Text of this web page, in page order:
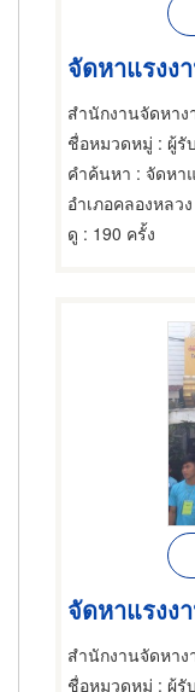
จัดหาแรงง
สำนักงานจัดหา
ชื่อหมวดหมู่ : ผู้รั
คำค้นหา : จัดหา
อำเภอคลองหลวง
ดู : 190 ครั้ง
จัดหาแรงง
สำนักงานจัดหา
ชื่อหมวดหมู่ : ผู้รั